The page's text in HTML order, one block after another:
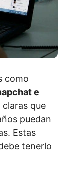
como
e
claras que
puedan
Estas
tenerlo